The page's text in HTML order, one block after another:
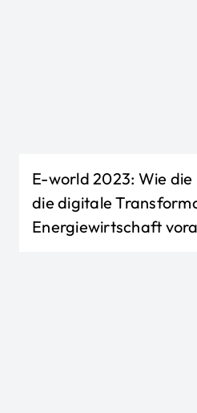
E-world 2023: Wie die
die digitale
Energiewirtschaft